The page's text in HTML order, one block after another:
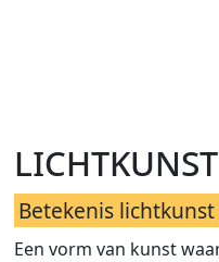
lichtkunst
Betekenis lichtkunst
Een vorm van kunst